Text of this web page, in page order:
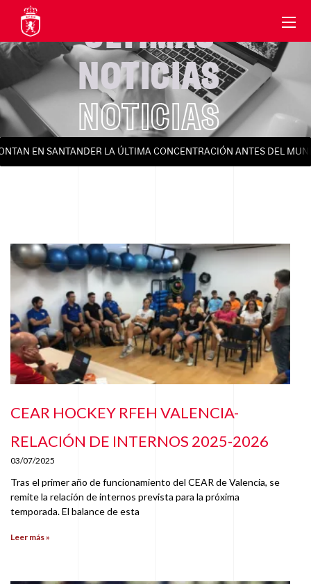
ÚLTIMAS
NOTICIAS
NOTICIAS
EN SANTANDER LA ÚLTIMA CONCENTRACIÓN ANTES DEL
CEAR HOCKEY RFEH VALENCIA-
RELACIÓN DE INTERNOS 2025-2026
03/07/2025
Tras el primer año de funcionamiento del CEAR de Valencia, se
remite la relación de internos prevista para la próxima
temporada. El balance de esta
Leer más »